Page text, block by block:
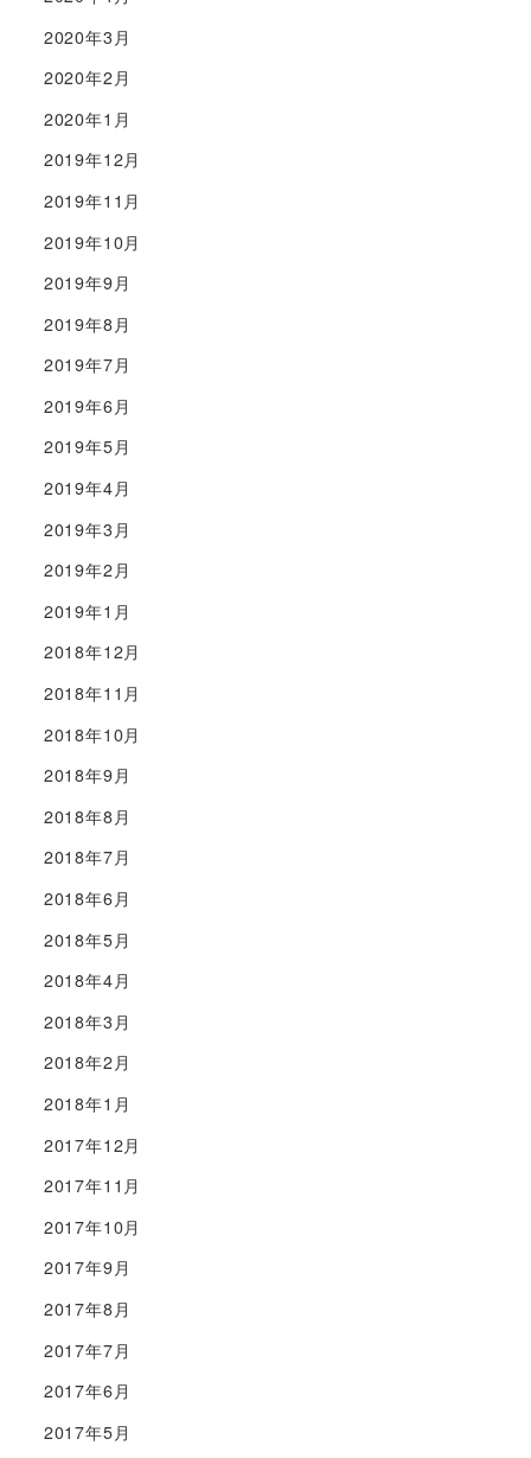
2020年3月
2020年2月
2020年1月
2019年12月
2019年11月
2019年10月
2019年9月
2019年8月
2019年7月
2019年6月
2019年5月
2019年4月
2019年3月
2019年2月
2019年1月
2018年12月
2018年11月
2018年10月
2018年9月
2018年8月
2018年7月
2018年6月
2018年5月
2018年4月
2018年3月
2018年2月
2018年1月
2017年12月
2017年11月
2017年10月
2017年9月
2017年8月
2017年7月
2017年6月
2017年5月